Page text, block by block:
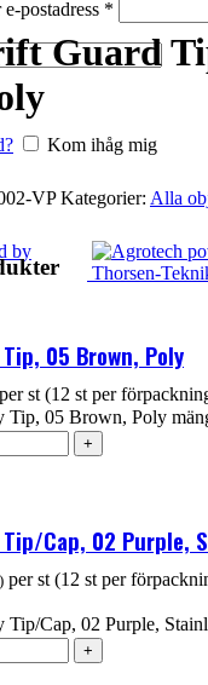
Kom ihåg mig
postadress *
Kom ihåg mig
Guard
VPKategorier: Alla
05 Brown, Poly
per st (12 st per
Tip, 05 Brown, Poly
Tip/Cap, 02 Purple,
per st (12 st per
Tip/Cap, 02 Purple,